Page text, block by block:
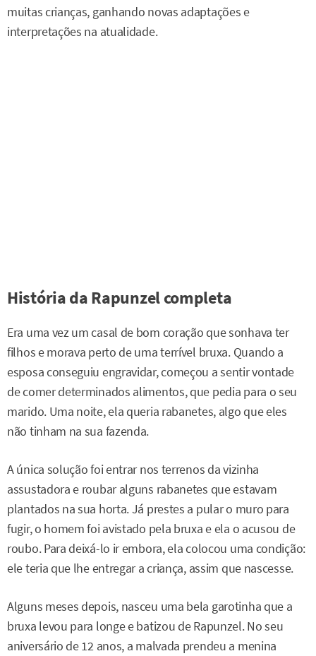
muitas crianças, ganhando novas adaptações e
interpretações na atualidade.
História da Rapunzel completa
Era uma vez um casal de bom coração que sonhava ter
filhos e morava perto de uma terrível bruxa. Quando a
esposa conseguiu engravidar, começou a sentir vontade
de comer determinados alimentos, que pedia para o seu
marido. Uma noite, ela queria rabanetes, algo que eles
não tinham na sua fazenda.
A única solução foi entrar nos terrenos da vizinha
assustadora e roubar alguns rabanetes que estavam
plantados na sua horta. Já prestes a pular o muro para
fugir, o homem foi avistado pela bruxa e ela o acusou de
roubo. Para deixá-lo ir embora, ela colocou uma condição:
ele teria que lhe entregar a criança, assim que nascesse.
Alguns meses depois, nasceu uma bela garotinha que a
bruxa levou para longe e batizou de Rapunzel. No seu
aniversário de 12 anos, a malvada prendeu a menina